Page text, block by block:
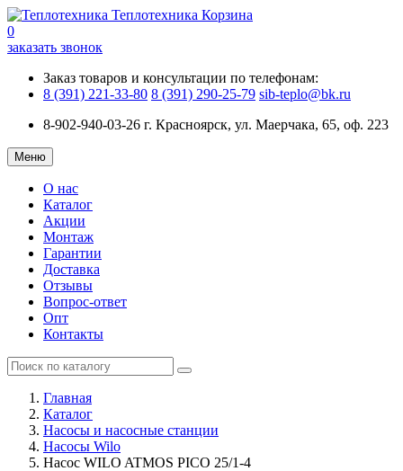
Теплотехника Корзина
0
заказать звонок
Заказ товаров и консультации по телефонам:
8 (391) 221-33-80 8 (391) 290-25-79 sib-teplo@bk.ru
8-902-940-03-26 г. Красноярск, ул. Маерчака, 65, оф. 223
Меню
О нас
Каталог
Акции
Монтаж
Гарантии
Доставка
Отзывы
Вопрос-ответ
Опт
Контакты
Главная
Каталог
Насосы и насосные станции
Насосы Wilo
Насос WILO ATMOS PICO 25/1-4